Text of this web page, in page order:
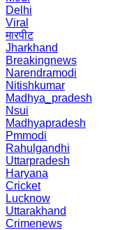
Delhi
Viral
मारपीट
Jharkhand
Breakingnews
Narendramodi
Nitishkumar
Madhya_pradesh
Nsui
Madhyapradesh
Pmmodi
Rahulgandhi
Uttarpradesh
Haryana
Cricket
Lucknow
Uttarakhand
Crimenews